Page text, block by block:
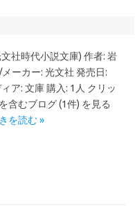
社時代小説文庫) 作者: 岩
ーカー: 光文社 発売日:
ア: 文庫 購入: 1人 クリッ
含むブログ (1件) を見る
を読む »